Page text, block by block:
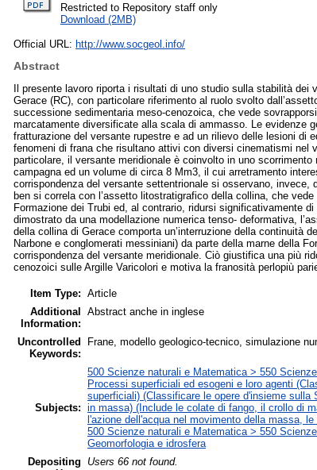
Restricted to Repository staff only
Download (2MB)
Official URL: http://www.socgeol.info/
Abstract
Il presente lavoro riporta i risultati di uno studio sulla stabilità
Gerace (RC), con particolare riferimento al ruolo svolto
successione sedimentaria meso-cenozoica, che vede
marcatamente diversificate alla scala di ammasso. Le evidenze
fratturazione del versante rupestre e ad un rilievo delle lesioni di
fenomeni di frana che risultano attivi con diversi cinematismi nel
particolare, il versante meridionale è coinvolto in uno
campagna ed un volume di circa 8 Mm3, il cui arretramento
corrispondenza del versante settentrionale si osservano,
ben si correla con l’assetto litostratigrafico della collina, che
Formazione dei Trubi ed, al contrario, ridursi significativamente
dimostrato da una modellazione numerica tenso- deformativa,
della collina di Gerace comporta un’interruzione della continuità
Narbone e conglomerati messiniani) da parte della marne della
corrispondenza del versante meridionale. Ciò giustifica una più
cenozoici sulle Argille Varicolori e motiva la franosità perlopiù
Item Type: Article
Additional
Information:
Abstract anche in inglese
Uncontrolled
Keywords:
Frane, modello geologico-tecnico, simulazione
Subjects:
500 Scienze naturali e Matematica > 550
Processi superficiali ed esogeni e loro agenti
superficiali) (Classificare le opere d'insieme
in massa) (Include le colate di fango, il crollo di
l'azione dell'acqua nel movimento della massa,
500 Scienze naturali e Matematica > 550
Geomorfologia e idrosfera
Depositing
Users 66 not found.